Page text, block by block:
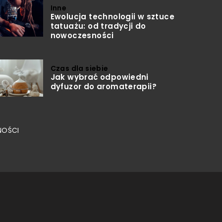
Inne
Ewolucja technologii w sztuce
tatuażu: od tradycji do
nowoczesności
Czas dla siebie
Jak wybrać odpowiedni
dyfuzor do aromaterapii?